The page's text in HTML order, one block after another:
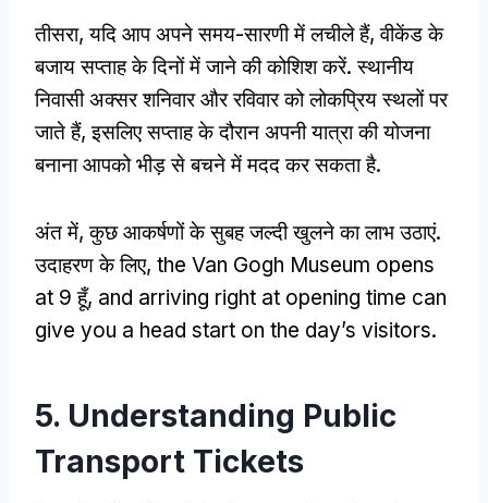
तीसरा, यदि आप अपने समय-सारणी में लचीले हैं, वीकेंड के
बजाय सप्ताह के दिनों में जाने की कोशिश करें. स्थानीय
निवासी अक्सर शनिवार और रविवार को लोकप्रिय स्थलों पर
जाते हैं, इसलिए सप्ताह के दौरान अपनी यात्रा की योजना
बनाना आपको भीड़ से बचने में मदद कर सकता है.
अंत में, कुछ आकर्षणों के सुबह जल्दी खुलने का लाभ उठाएं.
उदाहरण के लिए, the Van Gogh Museum opens
at 9 हूँ, and arriving right at opening time can
give you a head start on the day’s visitors.
5. Understanding Public
Transport Tickets